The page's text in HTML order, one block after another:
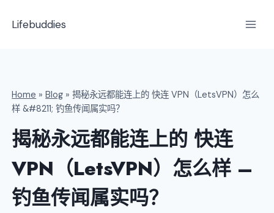
Lifebuddies
Home »Blog »揭秘永远都能连上的 快连 VPN（LetsVPN）怎么
样 &#8211; 钓鱼传闻属实吗？
揭秘永远都能连上的 快连
VPN（LetsVPN）怎么样 –
钓鱼传闻属实吗？